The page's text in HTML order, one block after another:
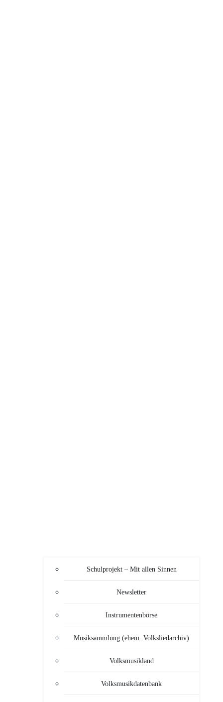
Schulprojekt – Mit allen Sinnen
Newsletter
Instrumentenbörse
Musiksammlung (ehem. Volksliedarchiv)
Volksmusikland
Volksmusikdatenbank